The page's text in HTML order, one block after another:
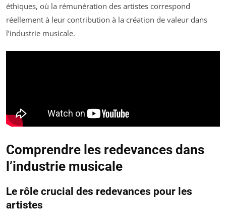
éthiques, où la rémunération des artistes correspond
réellement à leur contribution à la création de valeur dans
l’industrie musicale.
Comprendre les redevances dans
l’industrie musicale
Le rôle crucial des redevances pour les
artistes